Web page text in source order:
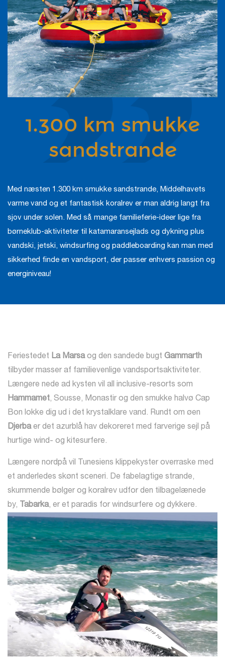
1.300 km smukke
sandstrande
Med næsten 1.300 km smukke sandstrande, Middelhavets
varme vand og et fantastisk koralrev er man aldrig langt fra
sjov under solen. Med så mange familieferie-ideer lige fra
børneklub-aktiviteter til katamaransejlads og dykning plus
vandski, jetski, windsurfing og paddleboarding kan man med
sikkerhed finde en vandsport, der passer enhvers passion og
energiniveau!
Feriestedet La Marsaog den sandede bugt Gammarth
tilbyder masser af familievenlige vandsportsaktiviteter.
Længere nede ad kysten vil all inclusive-resorts som
Hammamet, Sousse, Monastir og den smukke halvø Cap
Bon lokke dig ud i det krystalklare vand. Rundt om øen
Djerbaer det azurblå hav dekoreret med farverige sejl på
hurtige wind- og kitesurfere.
Længere nordpå vil Tunesiens klippekyster overraske med
et anderledes skønt sceneri. De fabelagtige strande,
skummende bølger og koralrev udfor den tilbagelænede
by, Tabarka, er et paradis for windsurfere og dykkere.